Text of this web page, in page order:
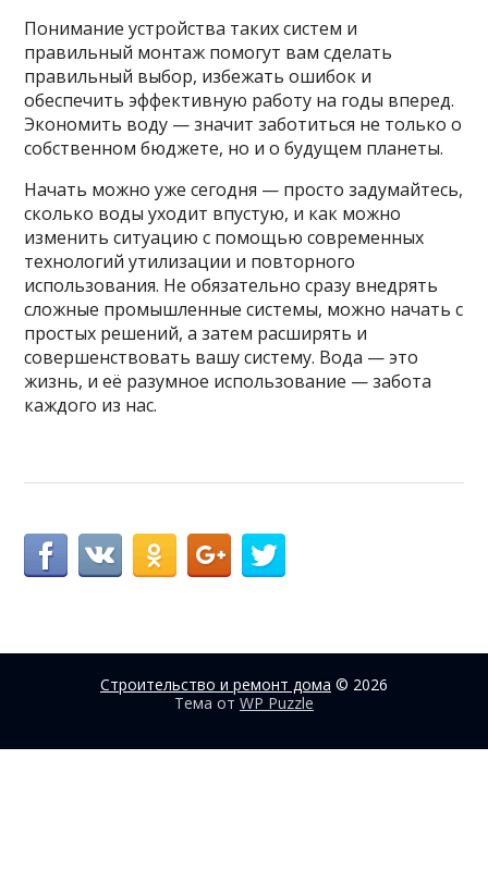
Понимание устройства таких систем и
правильный монтаж помогут вам сделать
правильный выбор, избежать ошибок и
обеспечить эффективную работу на годы вперед.
Экономить воду — значит заботиться не только о
собственном бюджете, но и о будущем планеты.
Начать можно уже сегодня — просто задумайтесь,
сколько воды уходит впустую, и как можно
изменить ситуацию с помощью современных
технологий утилизации и повторного
использования. Не обязательно сразу внедрять
сложные промышленные системы, можно начать с
простых решений, а затем расширять и
совершенствовать вашу систему. Вода — это
жизнь, и её разумное использование — забота
каждого из нас.
Строительство и ремонт дома © 2026
Тема от WP Puzzle